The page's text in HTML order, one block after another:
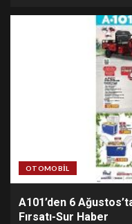
OTOMOBIL
A101’den 6
Fırsatı-Sur Haber